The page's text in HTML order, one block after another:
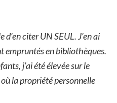
d’en citer UN SEUL. J’en ai
empruntés en bibliothèques.
j’ai été élevée sur le
la propriété personnelle